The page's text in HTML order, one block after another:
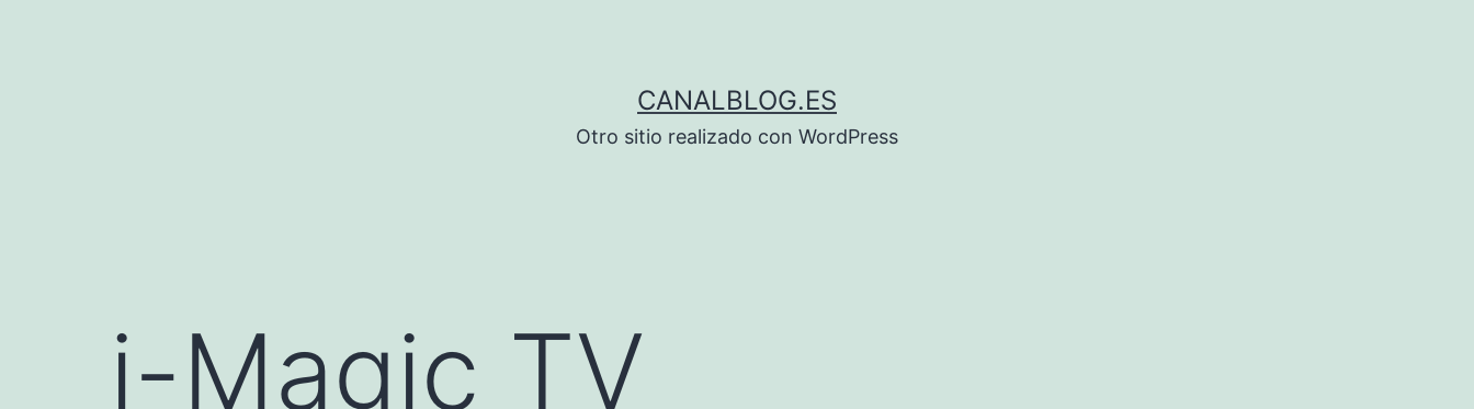
CANALBLOG.ES
Otro sitio realizado con WordPress
i-Magic TV